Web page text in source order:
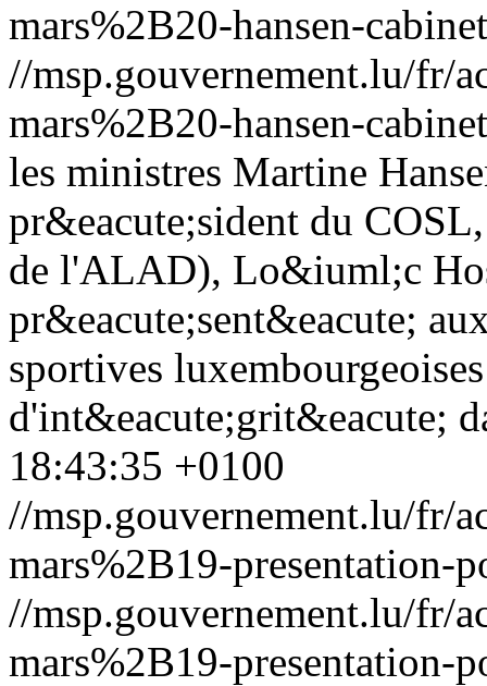
mars%2B20-hansen-
//msp.gouvernement.lu/fr/
mars%2B20-hansen-
les ministres Martine
pr&eacute;sident du
de l'ALAD), Lo&iuml;c
pr&eacute;sent&eacute;
sportives
d'int&eacute;grit&eacute;
18:43:35 +0100
//msp.gouvernement.lu/fr/
mars%2B19-
//msp.gouvernement.lu/fr/
mars%2B19-